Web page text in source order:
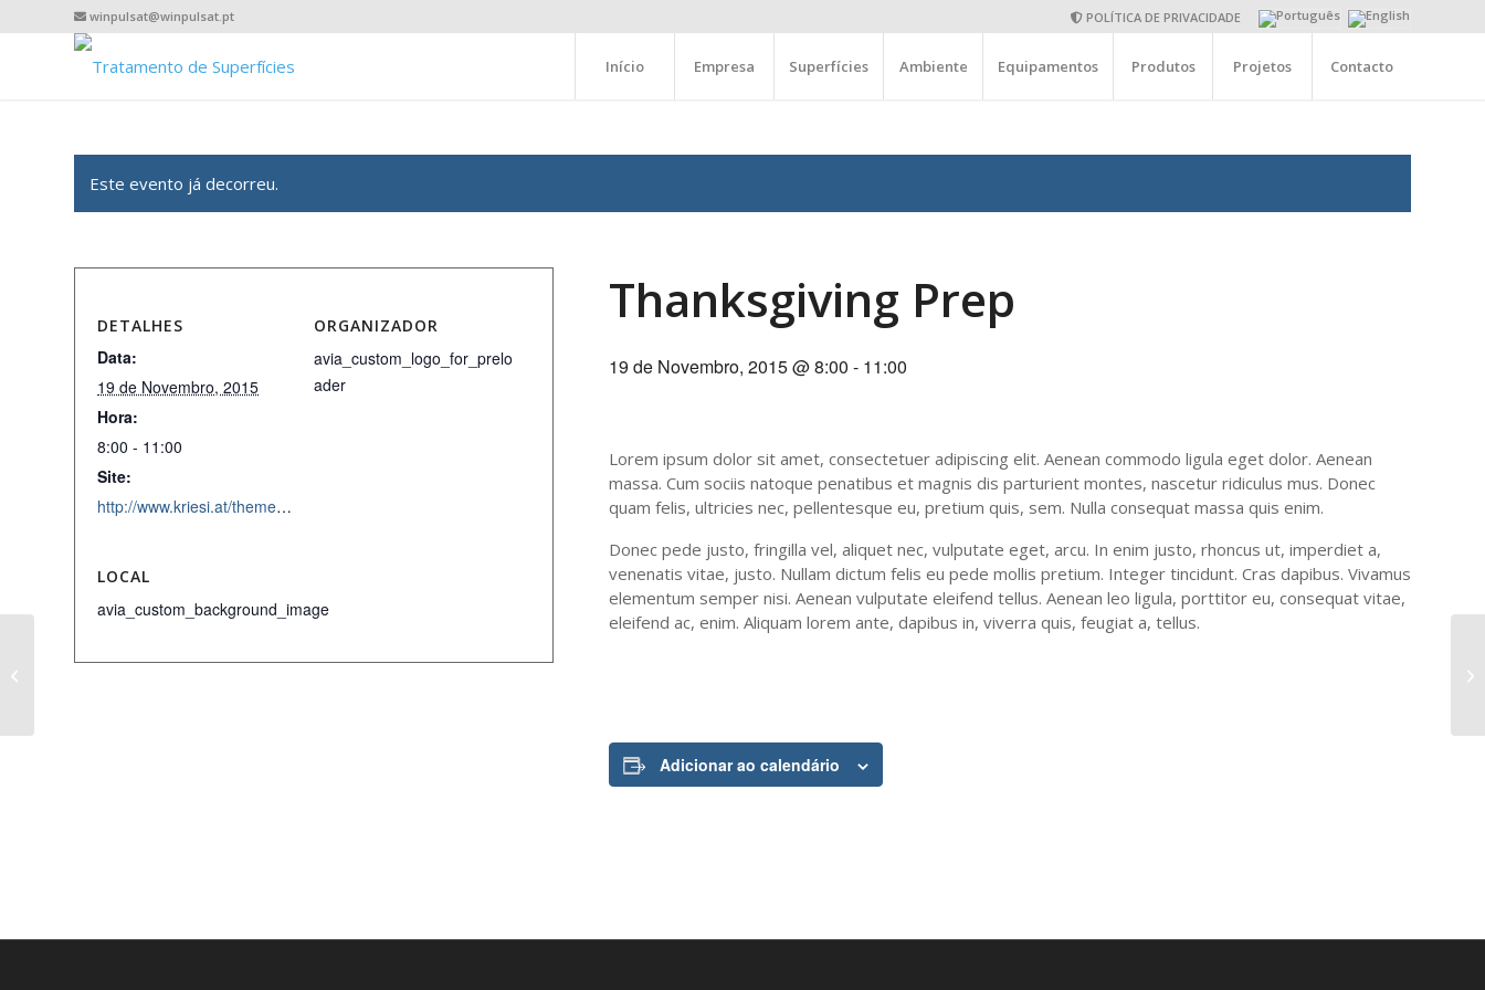
POLÍTICA DE PRIVACIDADE
winpulsat@winpulsat.pt
Início Empresa Superfícies Ambiente Equipamentos Produtos Projetos Contacto
Este evento já decorreu.
Thanksgiving Prep
19 de Novembro, 2015 @ 8:00 - 11:00
Lorem ipsum dolor sit amet, consectetuer adipiscing elit. Aenean commodo ligula eget dolor. Aenean
massa. Cum sociis natoque penatibus et magnis dis parturient montes, nascetur ridiculus mus. Donec
quam felis, ultricies nec, pellentesque eu, pretium quis, sem. Nulla consequat massa quis enim.
Donec pede justo, fringilla vel, aliquet nec, vulputate eget, arcu. In enim justo, rhoncus ut, imperdiet a,
venenatis vitae, justo. Nullam dictum felis eu pede mollis pretium. Integer tincidunt. Cras dapibus. Vivamus
elementum semper nisi. Aenean vulputate eleifend tellus. Aenean leo ligula, porttitor eu, consequat vitae,
eleifend ac, enim. Aliquam lorem ante, dapibus in, viverra quis, feugiat a, tellus.
Adicionar ao calendário
DETALHES
Data:
19 de Novembro, 2015
Hora:
8:00 - 11:00
Site:
http://www.kriesi.at/themes/enfold-church/
ORGANIZADOR
avia_custom_logo_for_prelo
ader
LOCAL
avia_custom_background_image